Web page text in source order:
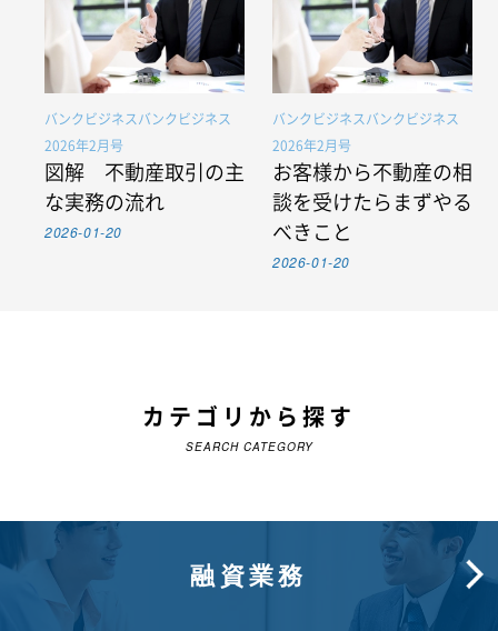
バンクビジネスバンクビジネス
2026年2月号
図解 不動産取引の主
な実務の流れ
2026-01-20
バンクビジネスバンクビジネス
2026年2月号
お客様から不動産の相
談を受けたらまずやる
べきこと
2026-01-20
カテゴリから探す
SEARCH CATEGORY
融資業務